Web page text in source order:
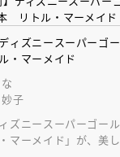
ィズニースーパーゴ
・マーメイド
子
ズニースーパーゴー
マーメイド」が、美